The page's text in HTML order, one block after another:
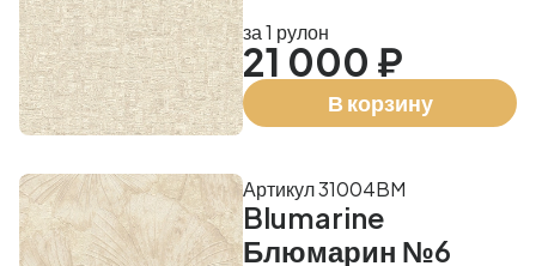
за 1 рулон
21 000 ₽
В корзину
Blumarine
Блюмарин №6
Артикул 31004BM